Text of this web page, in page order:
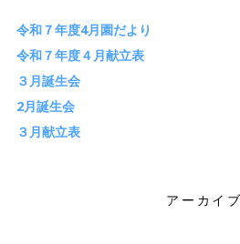
令和７年度4月園だより
令和７年度４月献立表
３月誕生会
2月誕生会
３月献立表
アーカイブ